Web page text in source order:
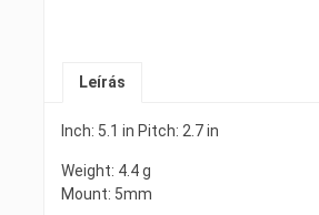
Leírás
Inch: 5.1 in Pitch: 2.7 in
Weight: 4.4 g
Mount: 5mm